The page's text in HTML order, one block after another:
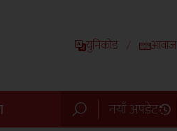
युनिकोड / आवाज
नयाँ अपडेट